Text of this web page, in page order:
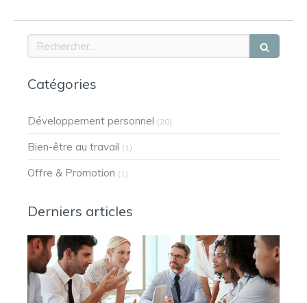
Rechercher
Catégories
Développement personnel (20)
Bien-être au travail (1)
Offre & Promotion (1)
Derniers articles